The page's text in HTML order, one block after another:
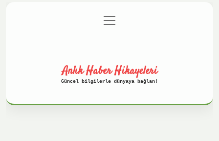
Gizlilik Politikası
menüyü
aç
Anlık Haber Hikayeleri
Güncel bilgilerle dünyaya bağlan!